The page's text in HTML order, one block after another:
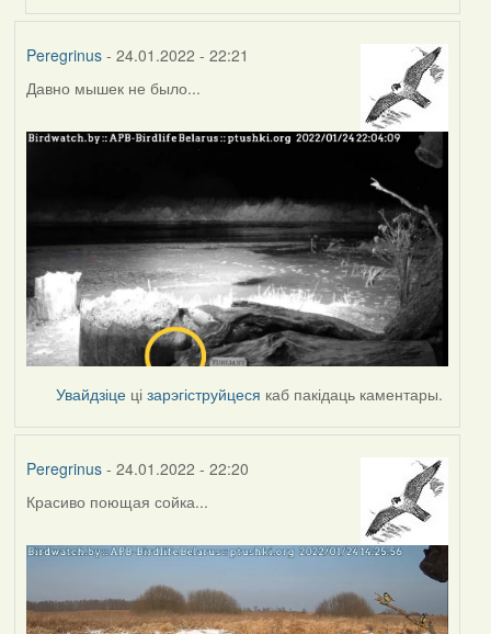
Peregrinus- 24.01.2022 - 22:21
Давно мышек не было...
Увайдзіце цізарэгіструйцеся каб пакідаць каментары.
Peregrinus- 24.01.2022 - 22:20
Красиво поющая сойка...